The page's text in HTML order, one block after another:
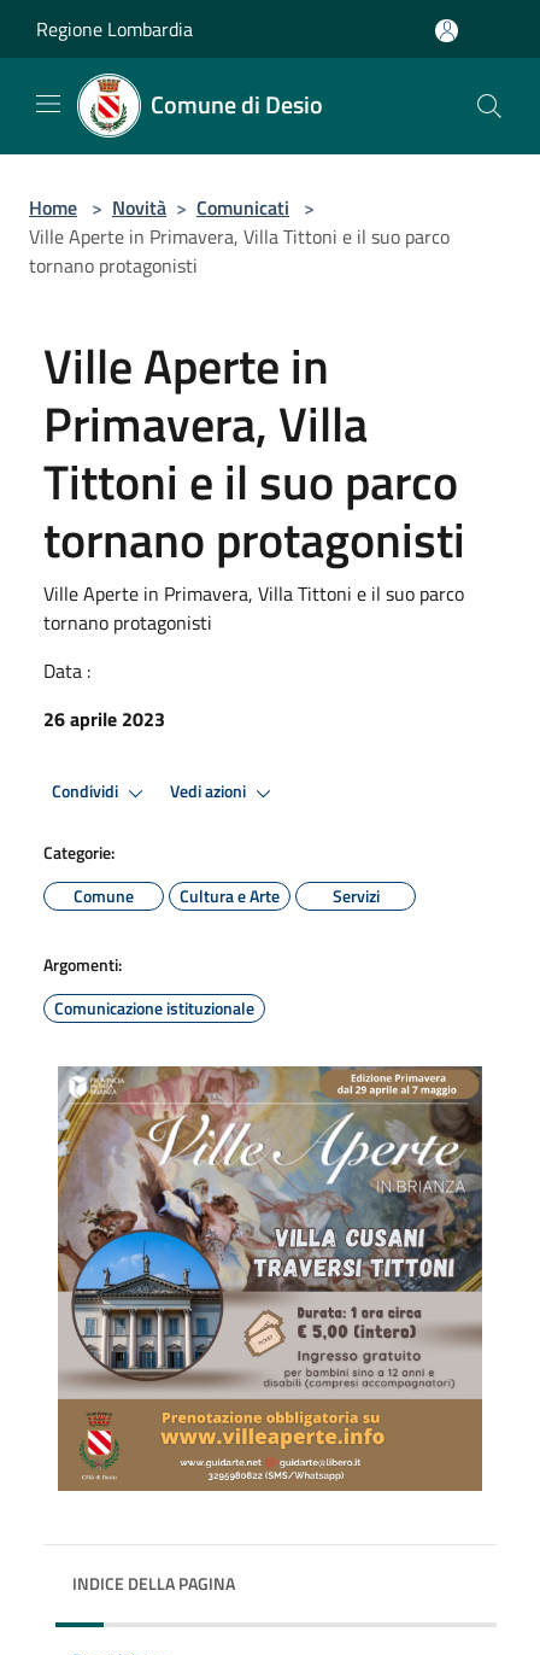
Regione Lombardia
Comune di Desio
Home > Novità > Comunicati >
Ville Aperte in Primavera, Villa Tittoni e il suo parco
tornano protagonisti
Ville Aperte in
Primavera, Villa
Tittoni e il suo parco
tornano protagonisti
Ville Aperte in Primavera, Villa Tittoni e il suo parco
tornano protagonisti
Data :
26 aprile 2023
Condividi Vedi azioni
Categorie:
Comune
Cultura e Arte Servizi
Argomenti:
Comunicazione istituzionale
INDICE DELLA PAGINA